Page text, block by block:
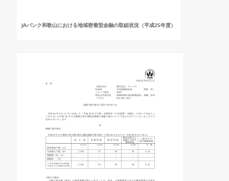
JAバンク和歌山における地域密着型金融の取組状況（平成25年度）